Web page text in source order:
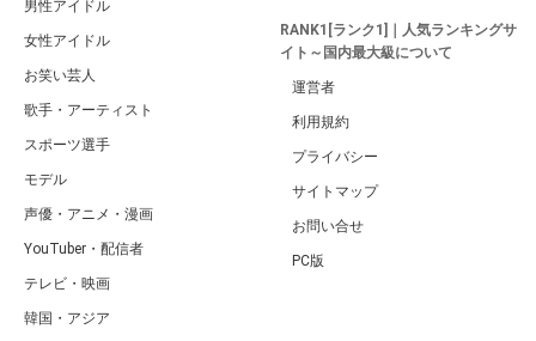
男性アイドル
女性アイドル
お笑い芸人
歌手・アーティスト
スポーツ選手
モデル
声優・アニメ・漫画
YouTuber・配信者
テレビ・映画
韓国・アジア
RANK1[ランク1]｜人気ランキングサ
イト～国内最大級について
運営者
利用規約
プライバシー
サイトマップ
お問い合せ
PC版